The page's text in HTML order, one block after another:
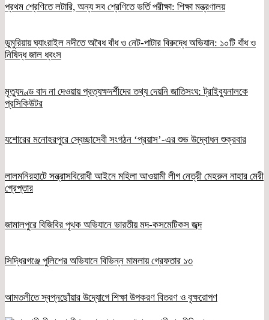
প্রথম শ্রেণিতে লটারি, অন্য সব শ্রেণিতে ভর্তি পরীক্ষা: শিক্ষা মন্ত্রণালয়
ডুমুরিয়ায় ঘ্যাংরাইল নদীতে অবৈধ বাঁধ ও নেট-পাটার বিরুদ্ধে অভিযান: ১০টি বাঁধ ও
নিষিদ্ধ জাল ধ্বংস
মৃত্যুদণ্ড বাদ না দেওয়ায় প্রত্যক্ষদর্শীদের তথ্য দেয়নি জাতিসংঘ: ট্রাইব্যুনালকে
প্রসিকিউটর
যশোরের মনোহরপুরে স্বেচ্ছাসেবী সংগঠন ‘প্রয়াস’-এর শুভ উদ্বোধন শুক্রবার
লালমনিরহাটে সন্ত্রাসবিরোধী আইনে মহিলা আওয়ামী লীগ নেত্রী মেহরুন নাহার মেরী
গ্রেপ্তার
জামালপুরে বিজিবির পৃথক অভিযানে ভারতীয় মদ-কসমেটিকস জব্দ
সিদ্ধিরগঞ্জে পুলিশের অভিযানে বিভিন্ন মামলায় গ্রেফতার ১৩
আমতলীতে স্বপ্নছোঁয়ার উদ্যোগে শিক্ষা উপকরণ বিতরণ ও বৃক্ষরোপণ